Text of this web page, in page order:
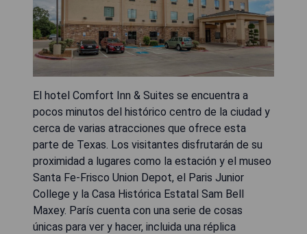
El hotel Comfort Inn & Suites se encuentra a
pocos minutos del histórico centro de la ciudad y
cerca de varias atracciones que ofrece esta
parte de Texas. Los visitantes disfrutarán de su
proximidad a lugares como la estación y el museo
Santa Fe-Frisco Union Depot, el Paris Junior
College y la Casa Histórica Estatal Sam Bell
Maxey. París cuenta con una serie de cosas
únicas para ver y hacer, incluida una réplica